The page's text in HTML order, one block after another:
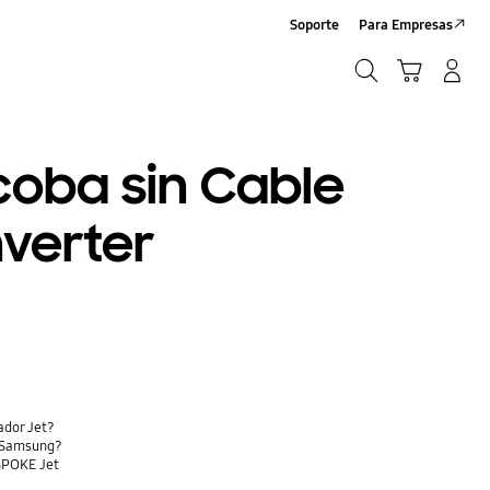
Soporte Para Empresas
sin Cable
Jet?
Jet